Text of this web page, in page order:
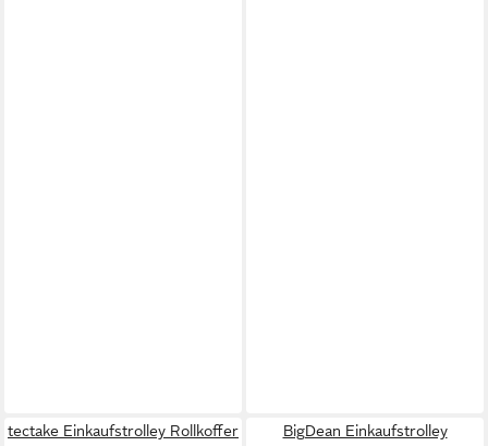
tectake Einkaufstrolley Rollkoffer
BigDean Einkaufstrolley